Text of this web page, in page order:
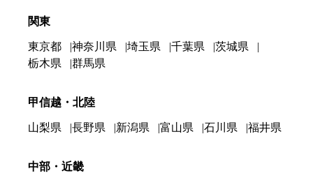
関東
東京都 神奈川県 埼玉県 千葉県
茨城県
栃木県
群馬県
甲信越・北陸
山梨県 長野県 新潟県 富山県 石川県 福井県
中部・近畿